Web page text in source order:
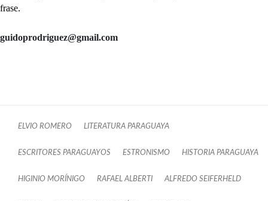
frase.
guidoprodriguez@gmail.com
ELVIO ROMERO LITERATURA PARAGUAYA
ESCRITORES PARAGUAYOS ESTRONISMO HISTORIA PARAGUAYA
HIGINIO MORÍNIGO RAFAEL ALBERTI ALFREDO SEIFERHELD